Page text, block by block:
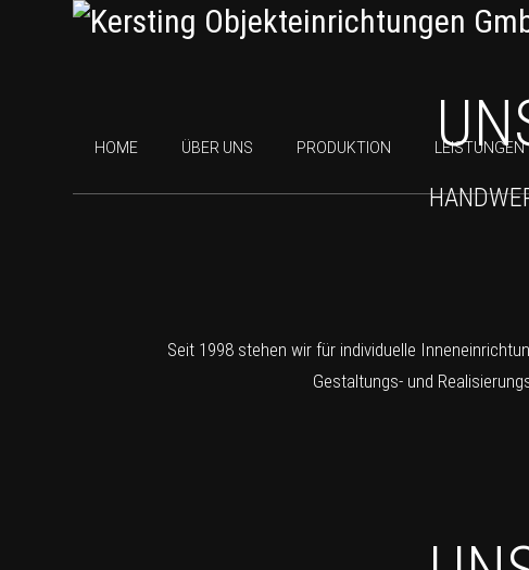
HOME ÜBER UNS PRODUKTION LEISTUNGEN
Seit 1998 stehen wir für individuelle
Gestaltungs- und